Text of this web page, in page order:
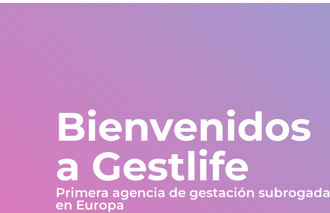
Bienvenidos
a Gestlife
Primera agencia de gestación subrogada
en Europa